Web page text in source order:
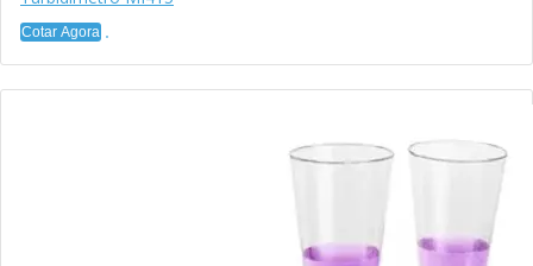
Cotar Agora